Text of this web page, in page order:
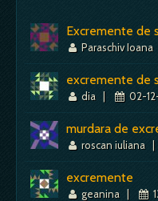
Excremente de
Paraschiv Ioana
excremente de
dia | 02-
murdara de
roscan iuliana |
excremente
geanina |